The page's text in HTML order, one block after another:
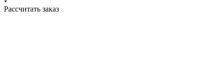
Рассчитать заказ